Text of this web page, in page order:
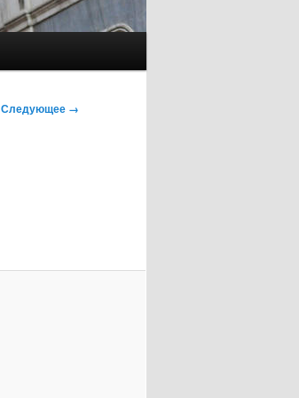
Следующее →